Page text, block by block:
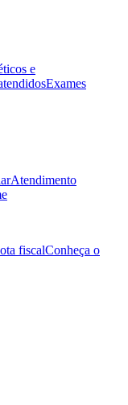
e
Exames
Atendimento
fiscalConheça o